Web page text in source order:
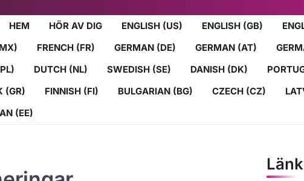
HEM HÖR AV DIG ENGLISH (US) ENGLISH (GB)
FRENCH (FR) GERMAN (DE) GERMAN (AT)
DUTCH (NL) SWEDISH (SE) DANISH (DK)
(GR) FINNISH (FI) BULGARIAN (BG) CZECH (CZ)
(EE)